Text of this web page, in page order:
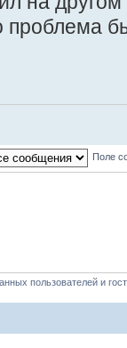
проблема
Поле
пользователей и